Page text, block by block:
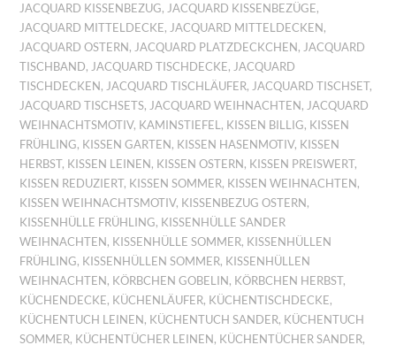
JACQUARD KISSENBEZUG, JACQUARD KISSENBEZÜGE,
JACQUARD MITTELDECKE, JACQUARD MITTELDECKEN,
JACQUARD OSTERN, JACQUARD PLATZDECKCHEN, JACQUARD
TISCHBAND, JACQUARD TISCHDECKE, JACQUARD
TISCHDECKEN, JACQUARD TISCHLÄUFER, JACQUARD TISCHSET,
JACQUARD TISCHSETS, JACQUARD WEIHNACHTEN, JACQUARD
WEIHNACHTSMOTIV, KAMINSTIEFEL , KISSEN BILLIG, KISSEN
FRÜHLING, KISSEN GARTEN, KISSEN HASENMOTIV, KISSEN
HERBST, KISSEN LEINEN, KISSEN OSTERN, KISSEN PREISWERT,
KISSEN REDUZIERT, KISSEN SOMMER, KISSEN WEIHNACHTEN,
KISSEN WEIHNACHTSMOTIV, KISSENBEZUG OSTERN,
KISSENHÜLLE FRÜHLING, KISSENHÜLLE SANDER
WEIHNACHTEN, KISSENHÜLLE SOMMER, KISSENHÜLLEN
FRÜHLING, KISSENHÜLLEN SOMMER, KISSENHÜLLEN
WEIHNACHTEN, KÖRBCHEN GOBELIN, KÖRBCHEN HERBST,
KÜCHENDECKE, KÜCHENLÄUFER, KÜCHENTISCHDECKE,
KÜCHENTUCH LEINEN, KÜCHENTUCH SANDER, KÜCHENTUCH
SOMMER, KÜCHENTÜCHER LEINEN, KÜCHENTÜCHER SANDER,